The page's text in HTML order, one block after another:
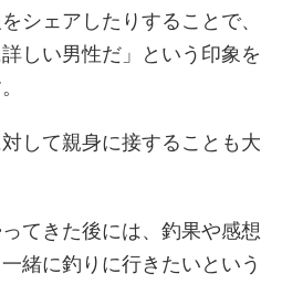
シェアしたりすることで、
しい男性だ」という印象を
して親身に接することも大
てきた後には、釣果や感想
緒に釣りに行きたいという